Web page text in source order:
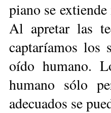
piano se
Al apretar las
captaríamos los
oído humano.
humano sólo
adecuados se